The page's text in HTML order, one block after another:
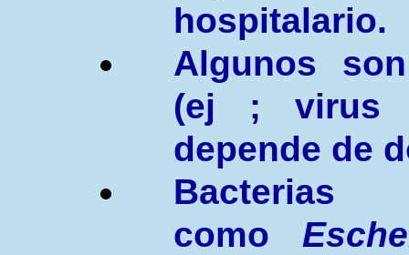
hospitalario.
Algunos
(ej ; virus
depende de
como